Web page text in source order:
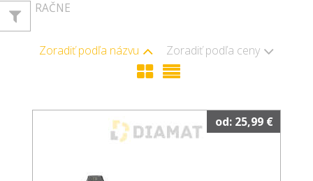
RAČNE
Zoradiť podľa názvu Zoradiť podľa ceny
od: 25,99 €